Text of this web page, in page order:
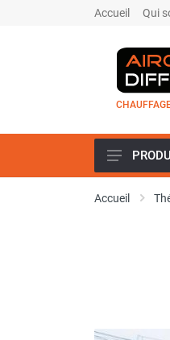
Accueil Qui
Climatiseur
Accueil